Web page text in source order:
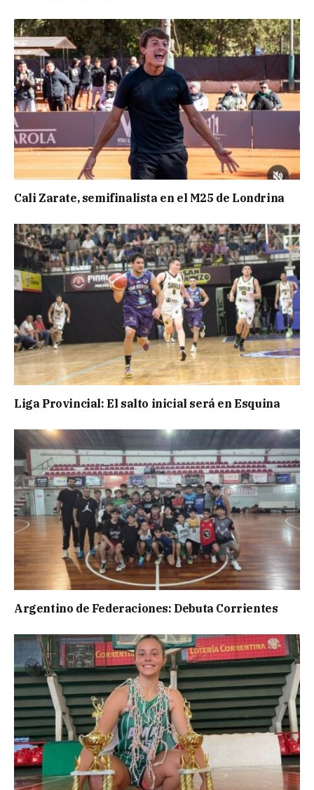
Cali Zarate, semifinalista en el M25 de Londrina
Liga Provincial: El salto inicial será en Esquina
Argentino de Federaciones: Debuta Corrientes